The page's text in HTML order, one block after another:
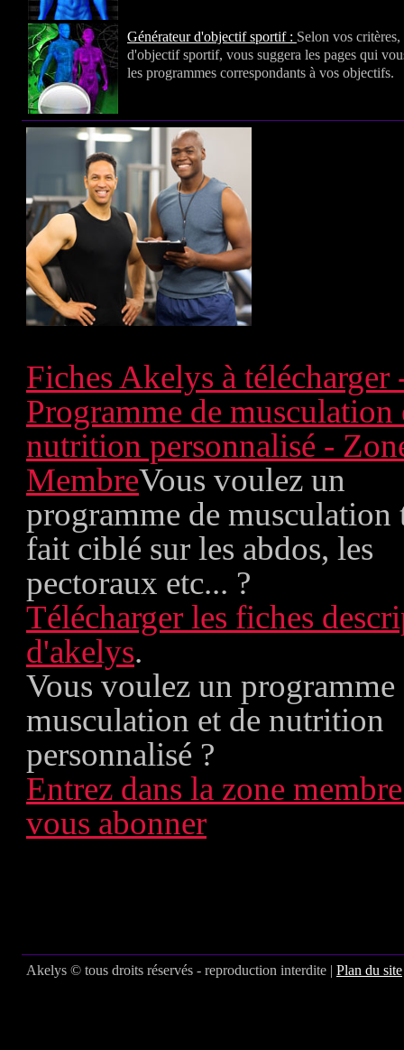
Générateur d'objectif sportif : Selon vos
d'objectif sportif, vous suggera les pages qui
les programmes correspondants à vos objectifs.
Fiches Akelys à télécharger
Programme de musculation
nutrition personnalisé -
MembreVous voulez un
programme de musculation
fait ciblé sur les abdos, les
pectoraux etc... ?
Télécharger les fiches
d'akelys.
Vous voulez un programme
musculation et de nutrition
personnalisé ?
Entrez dans la zone
vous abonner
Akelys © tous droits réservés - reproduction interdite | Plan du site